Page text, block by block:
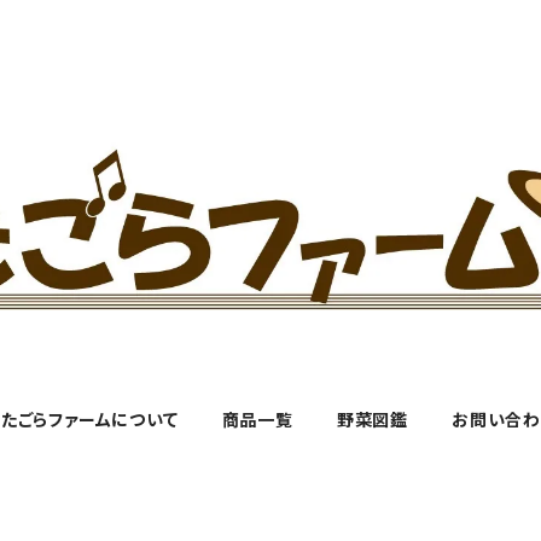
ごらファームについて 商品一覧 野菜図鑑 お問い合